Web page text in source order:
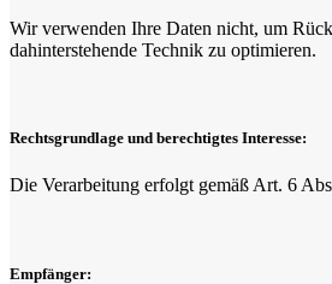
Wir verwenden Ihre Daten nicht, um
dahinterstehende Technik zu optimieren.
Rechtsgrundlage und berechtigtes Interesse:
Die Verarbeitung erfolgt gemäß Art. 6
Empfänger: